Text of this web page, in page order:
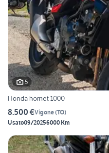
5
Honda hornet 1000
8.500 €Vigone(TO)
Usato09/20256000 Km